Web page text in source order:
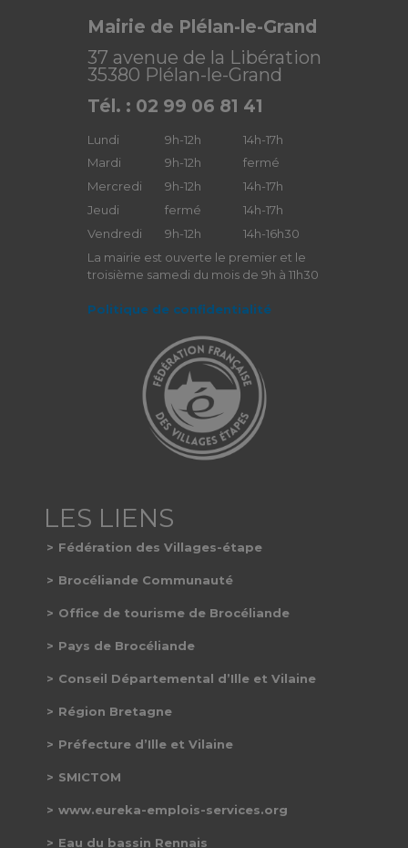
Mairie de Plélan-le-Grand
37 avenue de la Libération
35380 Plélan-le-Grand
Tél. : 02 99 06 81 41
Lundi 9h-12h
14h-17h
Mardi
9h-12h
fermé
Mercredi
9h-12h
14h-17h
Jeudi
fermé
14h-17h
Vendredi
9h-12h
14h-16h30
La mairie est ouverte le premier et le
troisième samedi du mois de 9h à 11h30
Politique de confidentialité
Fédération des Villages-étape
Brocéliande Communauté
Office de tourisme de Brocéliande
Pays de Brocéliande
Conseil Départemental d’Ille et Vilaine
Région Bretagne
Préfecture d’Ille et Vilaine
SMICTOM
www.eureka-emplois-services.org
Eau du bassin Rennais